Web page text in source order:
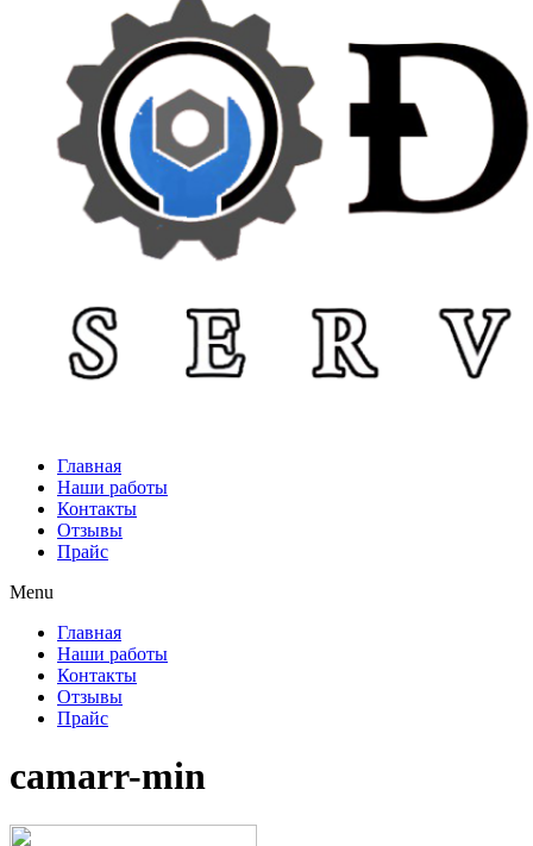
Главная
Наши работы
Контакты
Отзывы
Прайс
Menu
Главная
Наши работы
Контакты
Отзывы
Прайс
camarr-min